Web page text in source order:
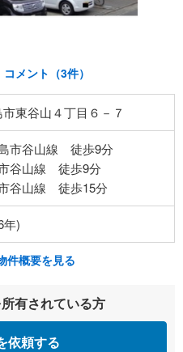
コメント（3件）
東谷山４丁目６－７
市谷山線 徒歩9分
谷山線 徒歩9分
谷山線 徒歩15分
年)
件概要を見る
有されている方
依頼する